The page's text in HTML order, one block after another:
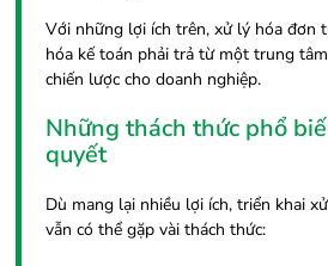
Với những lợi ích trên, xử lý hóa đơn
hóa kế toán phải trả từ một trung
chiến lược cho doanh nghiệp.
Những thách thức phổ
quyết
Dù mang lại nhiều lợi ích, triển khai
vẫn có thể gặp vài thách thức: